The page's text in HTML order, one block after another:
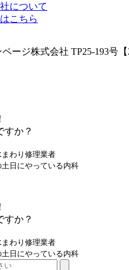
について
こちら
ージ株式会社 TP25-193号【
すか？
わり修理業者
日にやっている内科
すか？
わり修理業者
日にやっている内科